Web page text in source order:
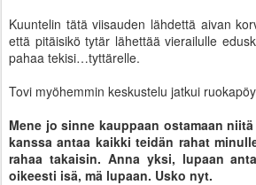
Kuuntelin tätä viisauden lähdettä aivan
että pitäisikö tytär lähettää vierailulle
pahaa tekisi…tyttärelle.
Tovi myöhemmin keskustelu jatkui
Mene jo sinne kauppaan ostamaan
kanssa antaa kaikki teidän rahat
rahaa takaisin. Anna yksi, lupaan
oikeesti isä, mä lupaan. Usko nyt.